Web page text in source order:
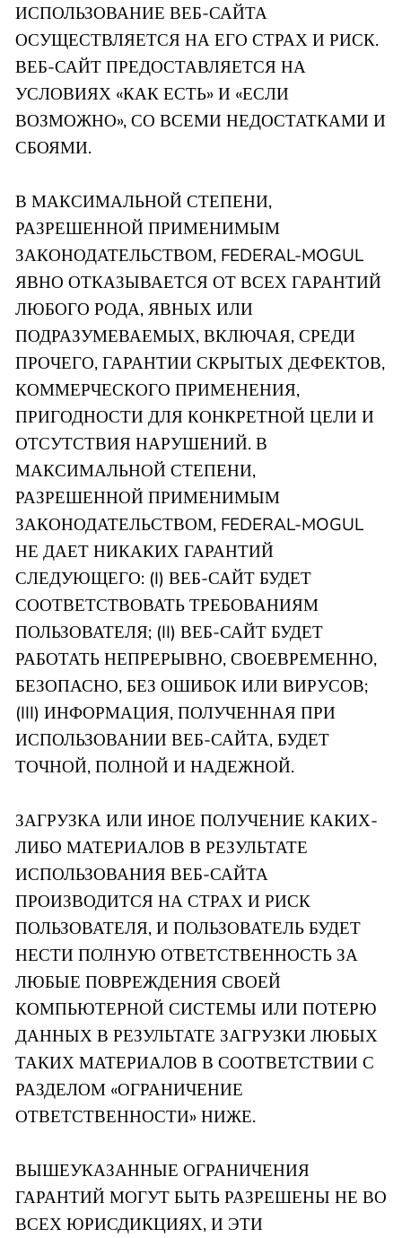
ИСПОЛЬЗОВАНИЕ ВЕБ-САЙТА
ОСУЩЕСТВЛЯЕТСЯ НА ЕГО СТРАХ И РИСК.
ВЕБ-САЙТ ПРЕДОСТАВЛЯЕТСЯ НА
УСЛОВИЯХ «КАК ЕСТЬ» И «ЕСЛИ
ВОЗМОЖНО», СО ВСЕМИ НЕДОСТАТКАМИ И
СБОЯМИ.
В МАКСИМАЛЬНОЙ СТЕПЕНИ,
РАЗРЕШЕННОЙ ПРИМЕНИМЫМ
ЗАКОНОДАТЕЛЬСТВОМ, FEDERAL-MOGUL
ЯВНО ОТКАЗЫВАЕТСЯ ОТ ВСЕХ ГАРАНТИЙ
ЛЮБОГО РОДА, ЯВНЫХ ИЛИ
ПОДРАЗУМЕВАЕМЫХ, ВКЛЮЧАЯ, СРЕДИ
ПРОЧЕГО, ГАРАНТИИ СКРЫТЫХ ДЕФЕКТОВ,
КОММЕРЧЕСКОГО ПРИМЕНЕНИЯ,
ПРИГОДНОСТИ ДЛЯ КОНКРЕТНОЙ ЦЕЛИ И
ОТСУТСТВИЯ НАРУШЕНИЙ. В
МАКСИМАЛЬНОЙ СТЕПЕНИ,
РАЗРЕШЕННОЙ ПРИМЕНИМЫМ
ЗАКОНОДАТЕЛЬСТВОМ, FEDERAL-MOGUL
НЕ ДАЕТ НИКАКИХ ГАРАНТИЙ
СЛЕДУЮЩЕГО: (I) ВЕБ-САЙТ БУДЕТ
СООТВЕТСТВОВАТЬ ТРЕБОВАНИЯМ
ПОЛЬЗОВАТЕЛЯ; (II) ВЕБ-САЙТ БУДЕТ
РАБОТАТЬ НЕПРЕРЫВНО, СВОЕВРЕМЕННО,
БЕЗОПАСНО, БЕЗ ОШИБОК ИЛИ ВИРУСОВ;
(III) ИНФОРМАЦИЯ, ПОЛУЧЕННАЯ ПРИ
ИСПОЛЬЗОВАНИИ ВЕБ-САЙТА, БУДЕТ
ТОЧНОЙ, ПОЛНОЙ И НАДЕЖНОЙ.
ЗАГРУЗКА ИЛИ ИНОЕ ПОЛУЧЕНИЕ КАКИХ-
ЛИБО МАТЕРИАЛОВ В РЕЗУЛЬТАТЕ
ИСПОЛЬЗОВАНИЯ ВЕБ-САЙТА
ПРОИЗВОДИТСЯ НА СТРАХ И РИСК
ПОЛЬЗОВАТЕЛЯ, И ПОЛЬЗОВАТЕЛЬ БУДЕТ
НЕСТИ ПОЛНУЮ ОТВЕТСТВЕННОСТЬ ЗА
ЛЮБЫЕ ПОВРЕЖДЕНИЯ СВОЕЙ
КОМПЬЮТЕРНОЙ СИСТЕМЫ ИЛИ ПОТЕРЮ
ДАННЫХ В РЕЗУЛЬТАТЕ ЗАГРУЗКИ ЛЮБЫХ
ТАКИХ МАТЕРИАЛОВ В СООТВЕТСТВИИ С
РАЗДЕЛОМ «ОГРАНИЧЕНИЕ
ОТВЕТСТВЕННОСТИ» НИЖЕ.
ВЫШЕУКАЗАННЫЕ ОГРАНИЧЕНИЯ
ГАРАНТИЙ МОГУТ БЫТЬ РАЗРЕШЕНЫ НЕ ВО
ВСЕХ ЮРИСДИКЦИЯХ, И ЭТИ